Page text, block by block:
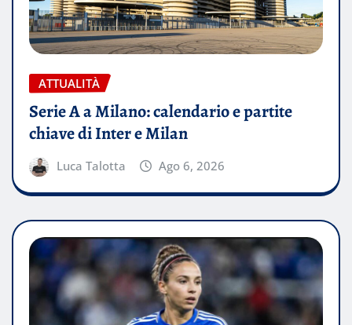
ATTUALITÀ
Serie A a Milano: calendario e partite
chiave di Inter e Milan
Luca Talotta Ago 6, 2026